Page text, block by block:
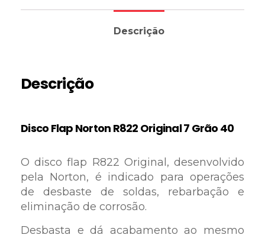
Descrição
Descrição
Disco Flap Norton R822 Original 7 Grão 40
O disco flap R822 Original, desenvolvido
pela Norton, é indicado para operações
de desbaste de soldas, rebarbação e
eliminação de corrosão.
Desbasta e dá acabamento ao mesmo